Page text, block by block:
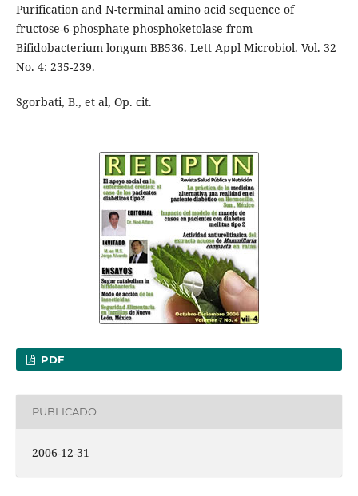
Purification and N-terminal amino acid sequence of
fructose-6-phosphate phosphoketolase from
Bifidobacterium longum BB536. Lett Appl Microbiol. Vol. 32
No. 4: 235-239.
Sgorbati, B., et al, Op. cit.
PDF
PUBLICADO
2006-12-31